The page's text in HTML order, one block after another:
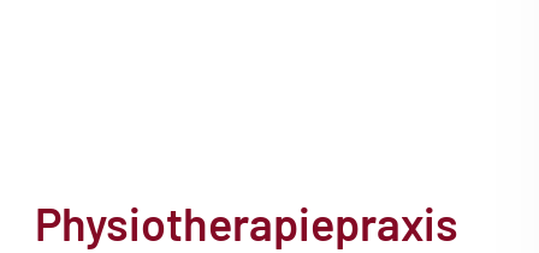
Physiotherapiepraxis